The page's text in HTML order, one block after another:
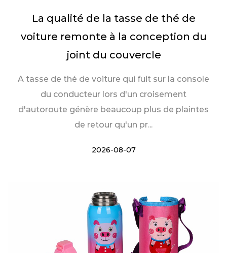
La qualité de la tasse de thé de
voiture remonte à la conception du
joint du couvercle
A tasse de thé de voiture qui fuit sur la console
du conducteur lors d'un croisement
d'autoroute génère beaucoup plus de plaintes
de retour qu'un pr...
2026-08-07